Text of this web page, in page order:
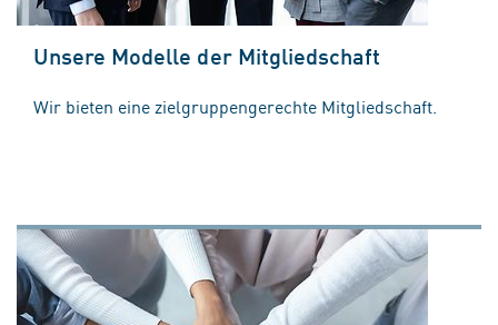
Unsere Modelle der Mitgliedschaft
Wir bieten eine zielgruppengerechte Mitgliedschaft.